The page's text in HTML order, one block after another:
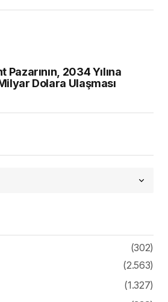
Pazarının, 2034 Yılına
Dolara Ulaşması
(302)
(2.563)
(1.327)